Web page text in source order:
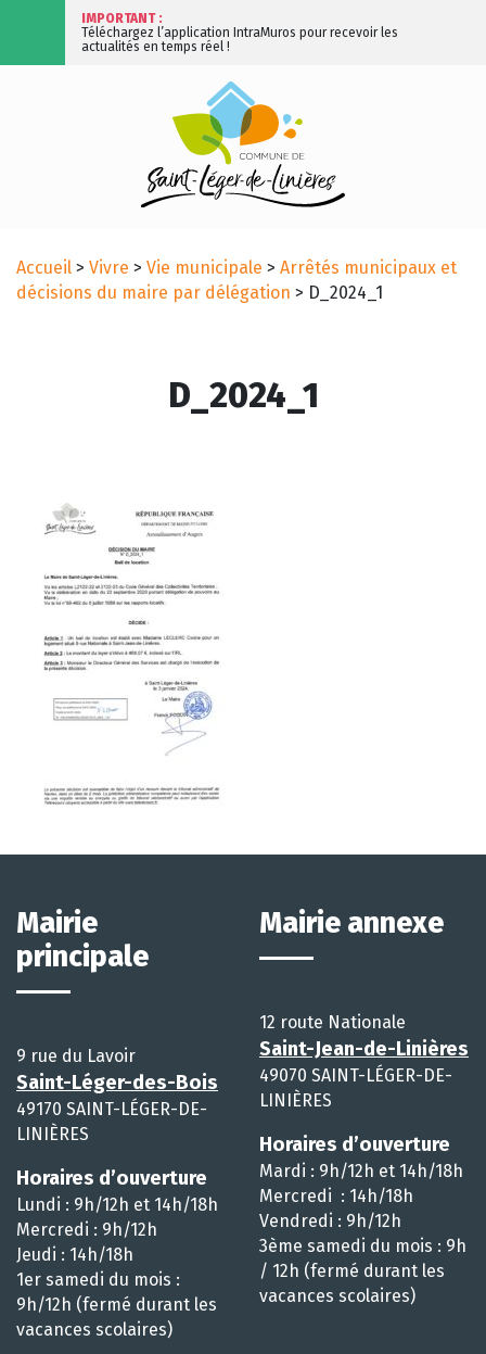
IMPORTANT :
Téléchargez l’application IntraMuros pour recevoir les
actualités en temps réel !
Accueil > Vivre > Vie municipale > Arrêtés municipaux et
décisions du maire par délégation > D_2024_1
D_2024_1
Mairie
principale
9 rue du Lavoir
Saint-Léger-des-Bois
49170 SAINT-LÉGER-DE-
LINIÈRES
Horaires d’ouverture
Lundi : 9h/12h et 14h/18h
Mercredi : 9h/12h
Jeudi : 14h/18h
1er samedi du mois :
9h/12h (fermé durant les
vacances scolaires)
Mairie annexe
12 route Nationale
Saint-Jean-de-Linières
49070 SAINT-LÉGER-DE-
LINIÈRES
Horaires d’ouverture
Mardi : 9h/12h et 14h/18h
Mercredi : 14h/18h
Vendredi : 9h/12h
3ème samedi du mois : 9h
/ 12h (fermé durant les
vacances scolaires)